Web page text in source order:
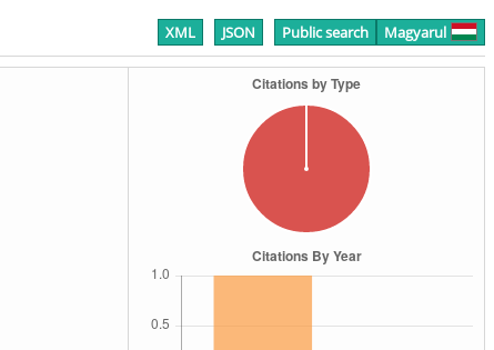
XML JSON Public search Magyarul